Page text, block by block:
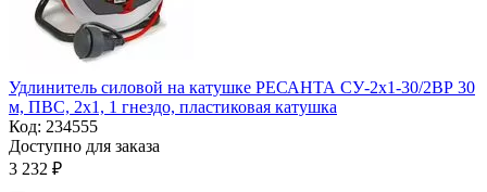
Удлинитель силовой на катушке РЕСАНТА СУ-2х1-30/2ВР 30
м, ПВС, 2х1, 1 гнездо, пластиковая катушка
Код: 234555
Доступно для заказа
3 232 ₽